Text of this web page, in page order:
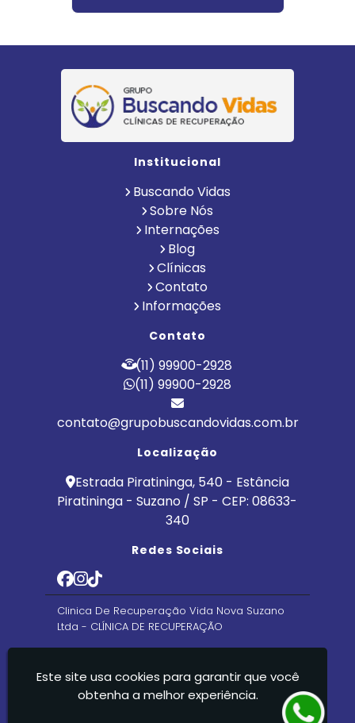
Institucional
Buscando Vidas
Sobre Nós
Internações
Blog
Clínicas
Contato
Informações
Contato
(11) 99900-2928
(11) 99900-2928
contato@grupobuscandovidas.com.br
Localização
Estrada Piratininga, 540 - Estância
Piratininga - Suzano / SP - CEP: 08633-
340
Redes Sociais
Clinica De Recuperação Vida Nova Suzano
Ltda - CLÍNICA DE RECUPERAÇÃO
Este site usa cookies para garantir que você
obtenha a melhor experiência.